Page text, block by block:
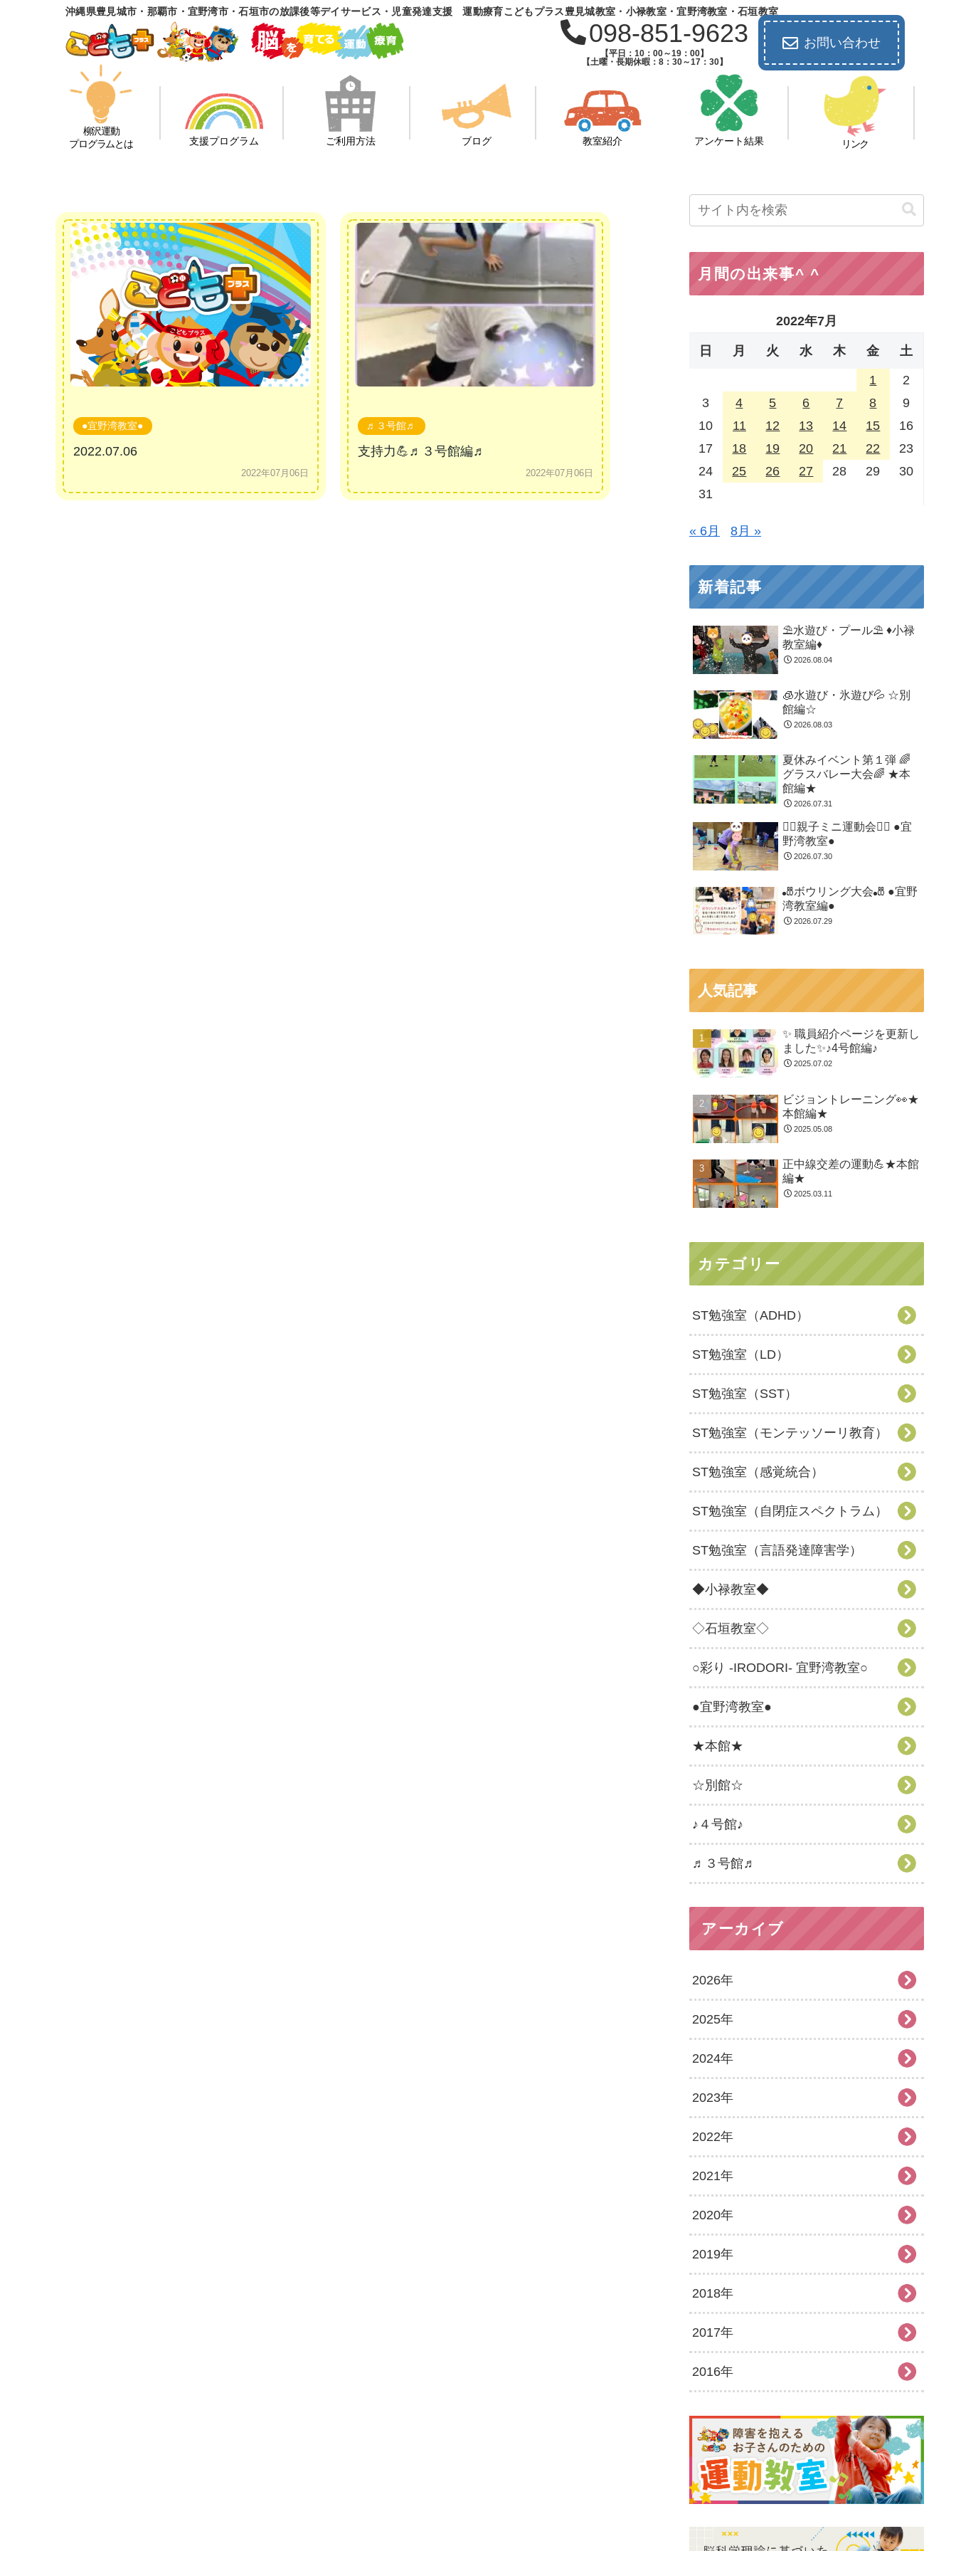
沖縄県豊見城市・那覇市・宜野湾市・石垣市の放課後等デイサービス・児童発達支援 運動療育こどもプラス豊見城教室・小禄教室・宜野湾教室・石垣教室
098-851-9623
【平日：10：00～19：00】
【土曜・長期休暇：8：30～17：30】
お問い合わせ
柳沢運動
プログラムとは
支援プログラム ご利用方法 ブログ 教室紹介 アンケート結果 リンク
●宜野湾教室●
2022.07.06
2022年07月06日
♬３号館♬
支持力💪♬３号館編♬
2022年07月06日
月間の出来事^ ^
2022年7月
日 月 火 水 木 金 土
1
2
3
4 5 6 7 8
9
10
11 12 13 14 15
16
17
18 19 20 21 22
23
24
25 26 27 28 29
30
31
« 6月 8月 »
新着記事
⛱️水遊び・プール⛱️ ♦小禄
教室編♦
2026.08.04
🧊水遊び・氷遊び💦 ☆別
館編☆
2026.08.03
夏休みイベント第１弾 🌈
グラスバレー大会🌈 ★本
館編★
2026.07.31
🏃‍♂️親子ミニ運動会🏃‍♂️ ●宜
野湾教室●
2026.07.30
🎳ボウリング大会🎳 ●宜野
湾教室編●
2026.07.29
人気記事
✨ 職員紹介ページを更新し
ました✨♪4号館編♪
2025.07.02
ビジョントレーニング👀★
本館編★
2025.05.08
正中線交差の運動💪★本館
編★
2025.03.11
カテゴリー
ST勉強室（ADHD）
ST勉強室（LD）
ST勉強室（SST）
ST勉強室（モンテッソーリ教育）
ST勉強室（感覚統合）
ST勉強室（自閉症スペクトラム）
ST勉強室（言語発達障害学）
◆小禄教室◆
◇石垣教室◇
○彩り -IRODORI- 宜野湾教室○
●宜野湾教室●
★本館★
☆別館☆
♪４号館♪
♬３号館♬
アーカイブ
2026年
2026年8月
2026年7月
2026年6月
2026年5月
2026年4月
2026年3月
2026年2月
2026年1月
2025年
2025年12月
2025年11月
2025年10月
2025年9月
2025年8月
2025年7月
2025年6月
2025年5月
2025年4月
2025年2月
2025年1月
2024年
2024年12月
2024年11月
2024年10月
2024年9月
2024年8月
2024年7月
2024年6月
2024年5月
2024年3月
2024年2月
2024年1月
2023年
2023年12月
2023年11月
2023年10月
2023年9月
2023年8月
2023年7月
2023年6月
2023年4月
2023年3月
2023年2月
2022年
2022年12月
2022年11月
2022年10月
2022年9月
2022年8月
2022年7月
2022年5月
2022年4月
2022年3月
2021年
2021年12月
2021年11月
2021年10月
2021年9月
2021年8月
2021年6月
2021年5月
2021年4月
2020年
2020年12月
2020年11月
2020年10月
2020年9月
2020年7月
2020年6月
2020年5月
2019年
2019年12月
2019年11月
2019年10月
2019年8月
2019年7月
2019年6月
2018年
2018年12月
2018年11月
2018年9月
2018年7月
2018年6月
2017年
2017年12月
2017年10月
2017年9月
2017年8月
2016年
2016年11月
2016年10月
2016年9月